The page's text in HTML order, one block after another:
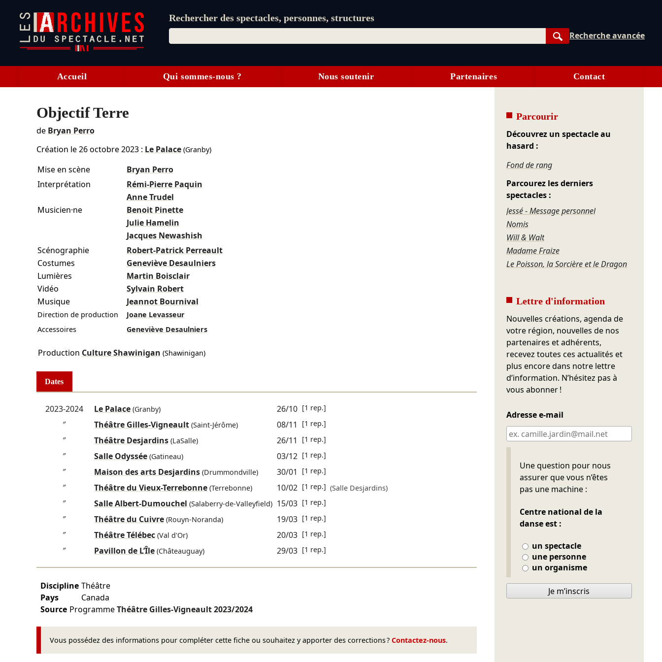
Rechercher des spectacles, personnes, structures
Rechercher
Recherche avancée
Accueil Qui sommes-nous ? Nous soutenir Partenaires Contact
Objectif Terre
de Bryan Perro
Création le26 octobre 2023: Le Palace(Granby)
Mise en scène
Bryan Perro
Interprétation
Rémi-Pierre Paquin
Anne Trudel
Musicien·ne
Benoit Pinette
Julie Hamelin
Jacques Newashish
Scénographie
Robert-Patrick Perreault
Costumes
Geneviève Desaulniers
Lumières
Martin Boisclair
Vidéo
Sylvain Robert
Musique
Jeannot Bournival
Direction de production
Joane Levasseur
Accessoires
Geneviève Desaulniers
Production Culture Shawinigan (Shawinigan)
Dates
2023-2024 Le Palace(Granby) 26/10 [1 rep.]
″ Théâtre Gilles-Vigneault(Saint-Jérôme) 08/11 [1 rep.]
″ Théâtre Desjardins(LaSalle) 26/11 [1 rep.]
″ Salle Odyssée(Gatineau) 03/12 [1 rep.]
″ Maison des arts Desjardins(Drummondville) 30/01 [1 rep.]
″ Théâtre du Vieux-Terrebonne(Terrebonne) 10/02 [1 rep.] (Salle Desjardins)
″ Salle Albert-Dumouchel (Salaberry-de-Valleyfield) 15/03 [1 rep.]
″ Théâtre du Cuivre(Rouyn-Noranda) 19/03 [1 rep.]
″ Théâtre Télébec(Val d'Or) 20/03 [1 rep.]
″ Pavillon de L’Île(Châteauguay) 29/03 [1 rep.]
Discipline Théâtre
Pays
Canada
Source ProgrammeThéâtre Gilles-Vigneault2023/2024
Vous possédez des informations pour compléter cette fiche ou souhaitez y apporter des corrections ? Contactez-nous.
Parcourir
Découvrez un spectacle au
hasard :
Fond de rang
Parcourez les derniers
spectacles :
Jessé - Message personnel
Nomis
Will & Walt
Madame Fraize
Le Poisson, la Sorcière et le Dragon
Lettre d'information
Nouvelles créations, agenda de
votre région, nouvelles de nos
partenaires et adhérents,
recevez toutes ces actualités et
plus encore dans notre lettre
d’information. N’hésitez pas à
vous abonner !
Adresse e-mail
Une question pour nous
assurer que vous n’êtes
pas une machine :
Centre national de la
danse est :
un spectacle
une personne
un organisme
Ne pas remplir
Je m’inscris